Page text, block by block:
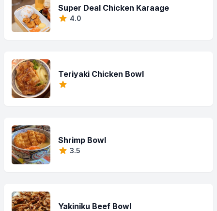
Super Deal Chicken Karaage
4.0
Teriyaki Chicken Bowl
Shrimp Bowl
3.5
Yakiniku Beef Bowl